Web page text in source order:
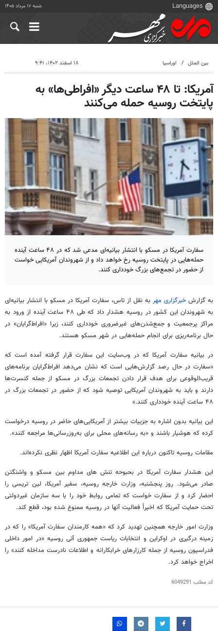
شنبه ۱۷ مرداد ۱۴۰۵
بین الملل اوراسیا ۱۸ اسفند ۱۴۰۲، ۹:۴۱
آمریکا: تا ۴۸ ساعت دیگر «افراطی‌ها» به
پایتخت روسیه حمله می‌کنند
سفارت آمریکا در مسکو با انتشار بیانیه‌‎ای مدعی شد که در ۴۸ ساعت آینده
حمله‌هایی در پایتخت روسیه رخ خواهد داد و از شهروندان آمریکایی خواست
از حضور در تجمع‌های بزرگ خودداری کنند.
به گزارش خبرگزاری مهر به نقل از تاس، سفارت آمریکا در مسکو با انتشار بیانیه‌ای
به شهروندان این کشور در روسیه هشدار داد که طی ۴۸ ساعت آینده از ورود به
مراکز پرجمعیت و جمع‌شدن‌های غیرضروری خودداری کنند، زیرا «افراط‌گرایان» در
حال برنامه‌ریزی برای انجام حمله‌هایی در شهر مسکو هستند.
در بیانیه سفارت آمریکا که در وب‌سایت این سفارت قرار گرفته آمده است که
«سفارت در حال رصد گزارش‌هایی است که نشان می‌دهد افراط‌گرایان برنامه‌های
قریب‌الوقوعی برای هدف قرار دادن تجمعات بزرگ در مسکو از جمله کنسرت‌ها
دارند و باید به شهروندان آمریکایی توصیه شود که از حضور در تجمعات بزرگ در
۴۸ ساعت آینده خودداری کنند.»
این بیانیه بدون اشاره به جزییات بیشتر از آمریکایی‌های حاضر در روسیه درخواست
کرده که هوشیار باشند و «به رسانه‌های محلی برای به‌روزرسانی‌ها مراجعه کنند».
مقامات روسیه تاکنون درباره این اطلاعیه سفارت آمریکا اظهار نظری نکرده‌اند.
این هشدار سفارت آمریکا در بحبوحه تنش های مداوم بین مسکو و واشنگتن
صادر می‌شود. روز پنجشنبه، وزارت خارجه روسیه، سفیر آمریکا، لین تریسی را
احضار کرد و از سفارت خواست که تمامی روابط خود را با سه سازمان غیردولتی
تحت حمایت آمریکا که اخیراً فعالیت آنها در روسیه ممنوع شده بود، قطع کند.
وزارت امور خارجه همچنین تهدید کرد که «همه کارمندان سفارت آمریکا» را که در
زمینه درگیری در اوکراین و انتخابات ریاست جمهوری آتی روسیه «در امور داخلی
فدراسیون روسیه از جمله کارزارهای خرابکارانه و اطلاعات نادرست مداخله کنند» را
اخراج خواهد کرد.
کد مطلب 6049291